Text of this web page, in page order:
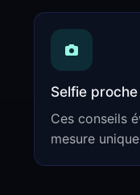
Selfie
Ces conseils
mesure